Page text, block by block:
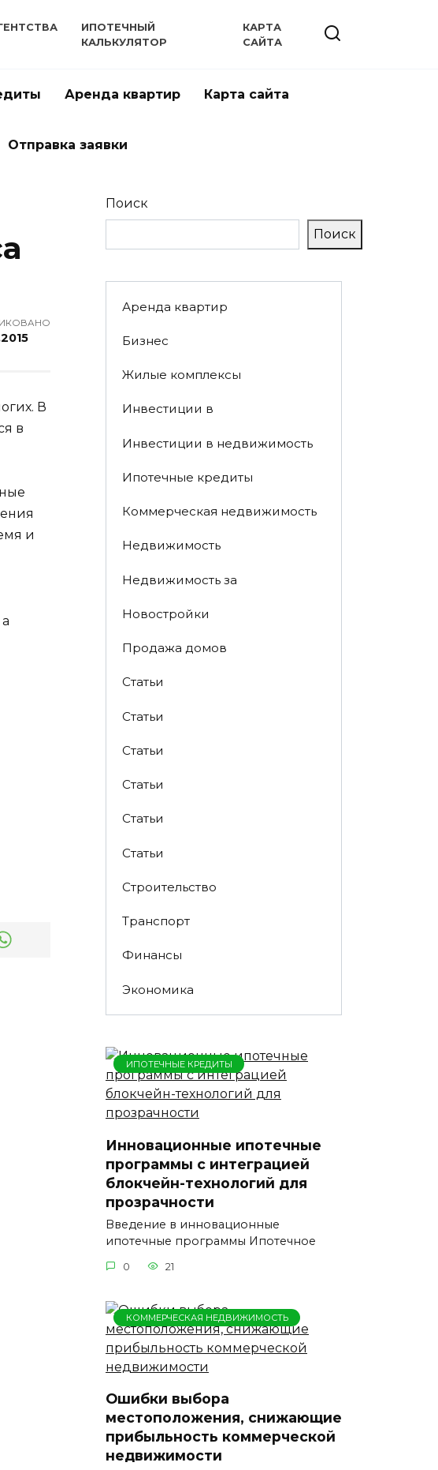
ИПОТЕЧНЫЙ
КАЛЬКУЛЯТОР
КАРТА
САЙТА
Аренда квартир Карта сайта
Отправка заявки
В
в
и
Поиск
Поиск
Аренда квартир
Бизнес
Жилые комплексы
Инвестиции в
Инвестиции в недвижимость
Ипотечные кредиты
Коммерческая недвижимость
Недвижимость
Недвижимость за
Новостройки
Продажа домов
Статьи
Статьи
Статьи
Статьи
Статьи
Статьи
Строительство
Транспорт
Финансы
Экономика
ИПОТЕЧНЫЕ КРЕДИТЫ
Инновационные ипотечные
программы с интеграцией
блокчейн-технологий для
прозрачности
Введение в инновационные
ипотечные программы Ипотечное
0 21
КОММЕРЧЕСКАЯ НЕДВИЖИМОСТЬ
Ошибки выбора
местоположения, снижающие
прибыльность коммерческой
недвижимости